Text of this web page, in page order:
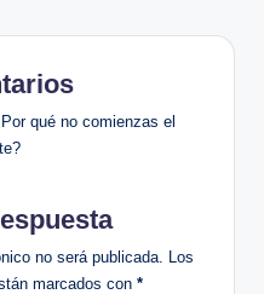
qué no comienzas el
no será publicada.
Los
marcados con *